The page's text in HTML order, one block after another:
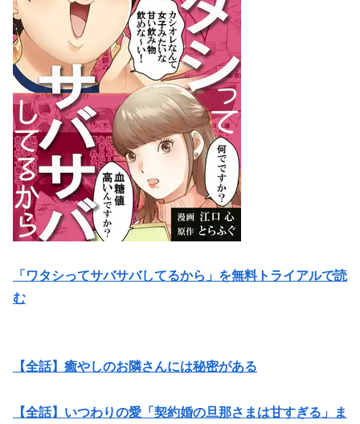
「ワタシってサバサバしてるから」を無料トライアルで読
む
【全話】癒やしのお隣さんには秘密がある
【全話】いつわりの愛「契約婚の旦那さまは甘すぎる」ま